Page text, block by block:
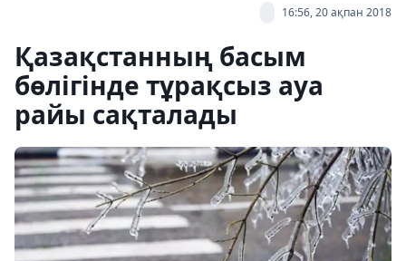
16:56, 20 ақпан 2018
Қазақстанның басым
бөлігінде тұрақсыз ауа
райы сақталады